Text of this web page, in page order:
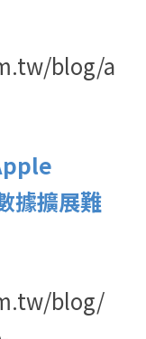
blog/a
據擴展難
blog/